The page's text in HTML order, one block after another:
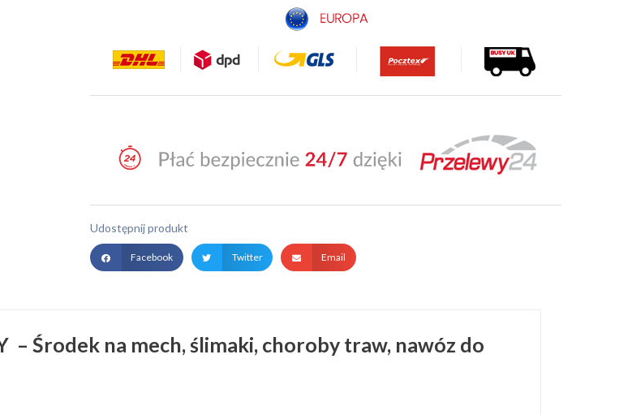
Udostępnij produkt
Facebook Twitter Email
– Środek na mech, ślimaki, choroby traw, nawóz do